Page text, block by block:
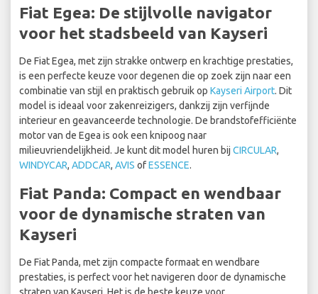
Fiat Egea: De stijlvolle navigator
voor het stadsbeeld van Kayseri
De Fiat Egea, met zijn strakke ontwerp en krachtige prestaties,
is een perfecte keuze voor degenen die op zoek zijn naar een
combinatie van stijl en praktisch gebruik op Kayseri Airport. Dit
model is ideaal voor zakenreizigers, dankzij zijn verfijnde
interieur en geavanceerde technologie. De brandstofefficiënte
motor van de Egea is ook een knipoog naar
milieuvriendelijkheid. Je kunt dit model huren bij CIRCULAR,
WINDYCAR, ADDCAR, AVIS ofESSENCE.
Fiat Panda: Compact en wendbaar
voor de dynamische straten van
Kayseri
De Fiat Panda, met zijn compacte formaat en wendbare
prestaties, is perfect voor het navigeren door de dynamische